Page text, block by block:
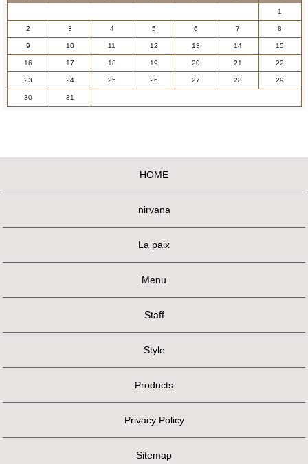
1
2 3 4 5 6 7 8
9 10 11 12 13 14 15
16 17 18 19 20 21 22
23 24 25 26 27 28 29
30 31
HOME
nirvana
La paix
Menu
Staff
Style
Products
Privacy Policy
Sitemap